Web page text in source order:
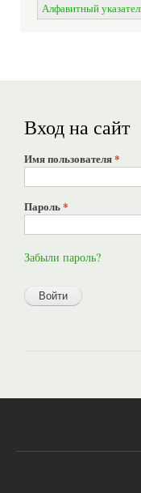
Алфавитный
Вход на сайт
Имя пользователя*
Пароль*
Забыли пароль?